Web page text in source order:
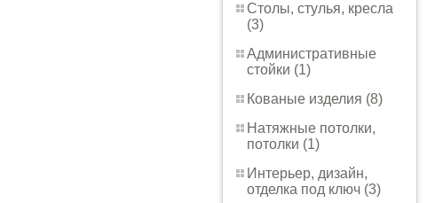
Столы, стулья, кресла
(3)
Административные
стойки (1)
Кованые изделия (8)
Натяжные потолки,
потолки (1)
Интерьер, дизайн,
отделка под ключ (3)